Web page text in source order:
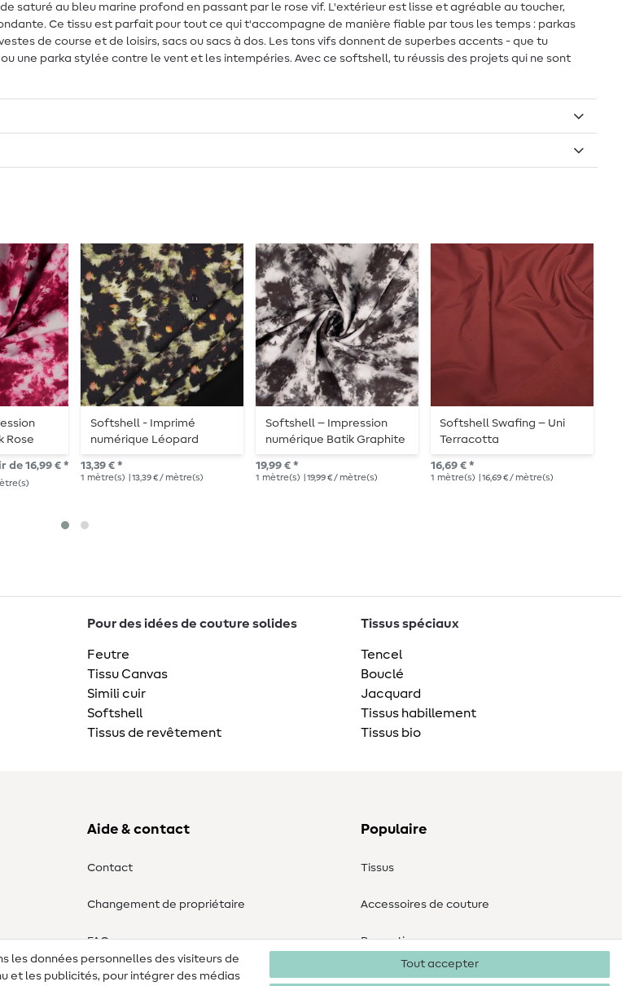
saturé au bleu marine profond en passant par le rose vif. L'extérieur est lisse et agréable au toucher,
Ce tissu est parfait pour tout ce qui t'accompagne de manière fiable par tous les temps : parkas
de course et de loisirs, sacs ou sacs à dos. Les tons vifs donnent de superbes accents - que tu
une parka stylée contre le vent et les intempéries. Avec ce softshell, tu réussis des projets qui ne sont
Rose
de 16,99 € *
Softshell - Imprimé
numérique Léopard
abstrait noir
13,39 € *
1 mètre(s) | 13,39 € / mètre(s)
Softshell – Impression
numérique Batik Graphite
19,99 € *
1 mètre(s) | 19,99 € / mètre(s)
Softshell Swafing – Uni
Terracotta
16,69 € *
1 mètre(s) | 16,69 € / mètre(s)
Pour des idées de couture solides
Feutre
Tissu Canvas
Simili cuir
Softshell
Tissus de revêtement
Tissus spéciaux
Tencel
Bouclé
Jacquard
Tissus habillement
Tissus bio
Aide & contact
Contact
Changement de propriétaire
FAQ
Droit de rétractation
Populaire
Tissus
Accessoires de couture
Promotions
les données personnelles des visiteurs de
et les publicités, pour intégrer des médias
Tout accepter